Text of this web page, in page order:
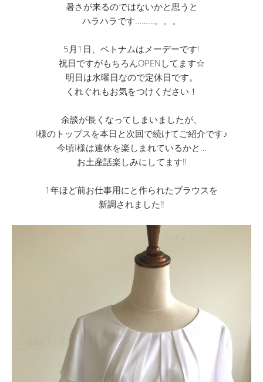
暑さが来るのではないかと思うと
ハラハラです………。。。
5月1日、ベトナムはメーデーです!
祝日ですがもちろんOPENしてます☆
明日は水曜日なので定休日です。
くれぐれもお気をつけください！
余談が長くなってしまいましたが、
I様のトップスを本日と次回で続けてご紹介です♪
今頃I様は連休を楽しまれているかと…
お土産話楽しみにしてます‼
1年ほど前お仕事用にと作られたブラウスを
新調されました‼